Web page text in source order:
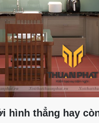
hình thẳng hay